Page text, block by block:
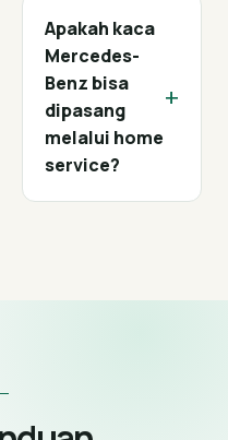
Apakah kaca
Mercedes-
Benz bisa
dipasang
melalui home
service?
+